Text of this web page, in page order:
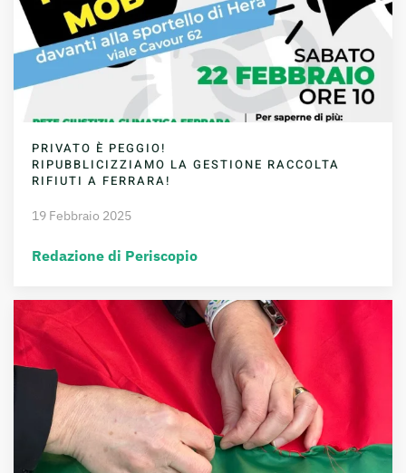
PRIVATO È PEGGIO!
RIPUBBLICIZZIAMO LA GESTIONE RACCOLTA
RIFIUTI A FERRARA!
19 Febbraio 2025
Redazione di Periscopio